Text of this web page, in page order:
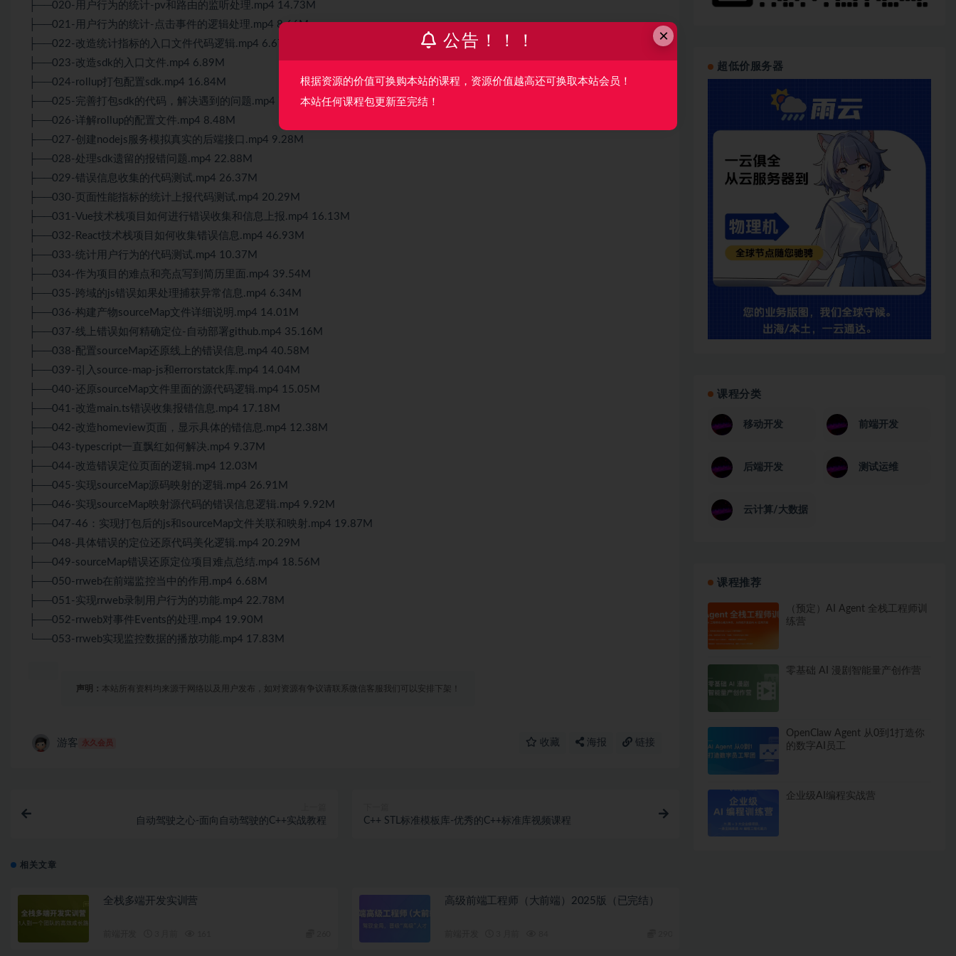
├──020-用户行为的统计-pv和路由的监听处理.mp4 14.73M
├──021-用户行为的统计-点击事件的逻辑处理.mp4 8.66M
├──022-改造统计指标的入口文件代码逻辑.mp4 6.67M
├──023-改造sdk的入口文件.mp4 6.89M
├──024-rollup打包配置sdk.mp4 16.84M
├──025-完善打包sdk的代码，解决遇到的问题.mp4 7.24M
├──026-详解rollup的配置文件.mp4 8.48M
├──027-创建nodejs服务模拟真实的后端接口.mp4 9.28M
├──028-处理sdk遗留的报错问题.mp4 22.88M
├──029-错误信息收集的代码测试.mp4 26.37M
├──030-页面性能指标的统计上报代码测试.mp4 20.29M
├──031-Vue技术栈项目如何进行错误收集和信息上报.mp4 16.13M
├──032-React技术栈项目如何收集错误信息.mp4 46.93M
├──033-统计用户行为的代码测试.mp4 10.37M
├──034-作为项目的难点和亮点写到简历里面.mp4 39.54M
├──035-跨域的js错误如果处理捕获异常信息.mp4 6.34M
├──036-构建产物sourceMap文件详细说明.mp4 14.01M
├──037-线上错误如何精确定位-自动部署github.mp4 35.16M
├──038-配置sourceMap还原线上的错误信息.mp4 40.58M
├──039-引入source-map-js和errorstatck库.mp4 14.04M
├──040-还原sourceMap文件里面的源代码逻辑.mp4 15.05M
├──041-改造main.ts错误收集报错信息.mp4 17.18M
├──042-改造homeview页面，显示具体的错信息.mp4 12.38M
├──043-typescript一直飘红如何解决.mp4 9.37M
├──044-改造错误定位页面的逻辑.mp4 12.03M
├──045-实现sourceMap源码映射的逻辑.mp4 26.91M
├──046-实现sourceMap映射源代码的错误信息逻辑.mp4 9.92M
├──047-46：实现打包后的js和sourceMap文件关联和映射.mp4 19.87M
├──048-具体错误的定位还原代码美化逻辑.mp4 20.29M
├──049-sourceMap错误还原定位项目难点总结.mp4 18.56M
├──050-rrweb在前端监控当中的作用.mp4 6.68M
├──051-实现rrweb录制用户行为的功能.mp4 22.78M
├──052-rrweb对事件Events的处理.mp4 19.90M
└──053-rrweb实现监控数据的播放功能.mp4 17.83M
声明： 本站所有资料均来源于网络以及用户发布，如对资源有争议请联系微信客服我们可以安排下架！
游客 永久会员 收藏 海报 链接
自动驾驶之心-面向自动驾驶的C++实战教程 C++ STL标准模板库-优秀的C++标准库视频课程
相关文章
全栈多端开发实训营 高级前端工程师（大前端）2025版（已完结）
超低价服务器
课程分类
移动开发 前端开发
后端开发 测试运维
云计算/大数据
课程推荐
（预定）AI Agent 全栈工程师训
练营
零基础 AI 漫剧智能量产创作营
OpenClaw Agent 从0到1打造你
的数字AI员工
企业级AI编程实战营
×
公告！！！
根据资源的价值可换购本站的课程，资源价值越高还可换取本站会员！
本站任何课程包更新至完结！